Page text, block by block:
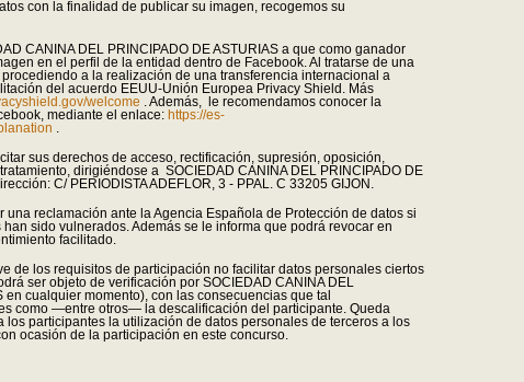
con la finalidad de publicar su imagen, recogemos su
CANINA DEL PRINCIPADO DE ASTURIAS a que como ganador
en el perfil de la entidad dentro de Facebook. Al tratarse de una
a la realización de una transferencia internacional a
del acuerdo EEUU-Unión Europea Privacy Shield. Más
welcome . Además, le recomendamos conocer la
mediante el enlace: https://es-
.
sus derechos de acceso, rectificación, supresión, oposición,
dirigiéndose a SOCIEDAD CANINA DEL PRINCIPADO DE
C/ PERIODISTA ADEFLOR, 3 - PPAL. C 33205 GIJON.
una reclamación ante la Agencia Española de Protección de datos si
sido vulnerados. Además se le informa que podrá revocar en
facilitado.
de los requisitos de participación no facilitar datos personales ciertos
ser objeto de verificación por SOCIEDAD CANINA DEL
en cualquier momento), con las consecuencias que tal
como —entre otros— la descalificación del participante. Queda
los participantes la utilización de datos personales de terceros a los
ocasión de la participación en este concurso.